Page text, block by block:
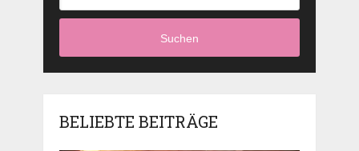
Suchen
BELIEBTE BEITRÄGE